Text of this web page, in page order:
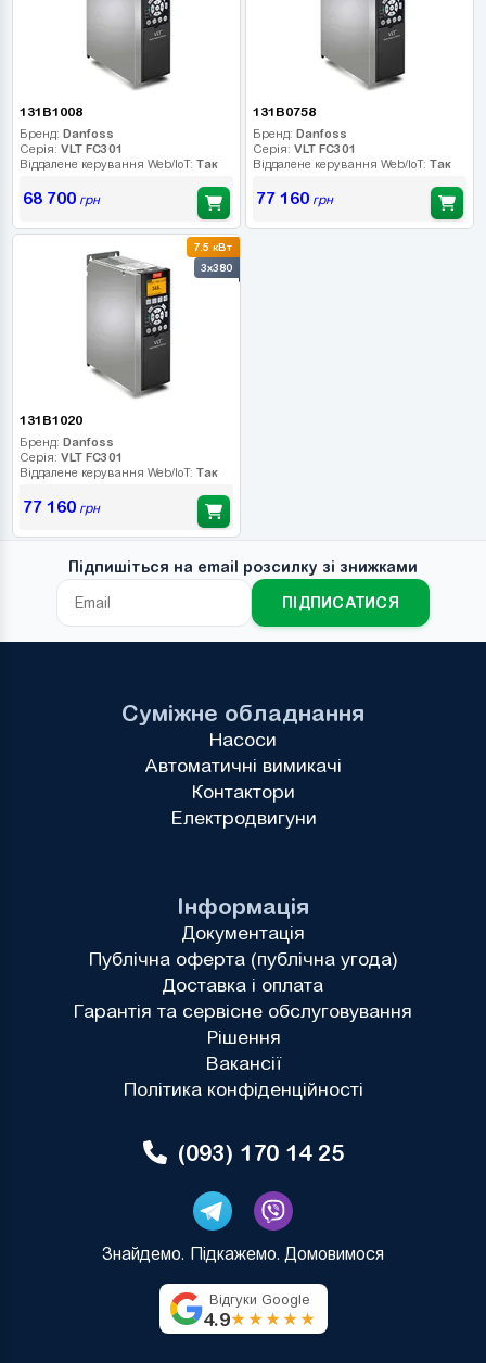
131B1008
Бренд: Danfoss
Серія: VLT FC301
Віддалене керування Web/IoT: Так
68 700грн
131B0758
Бренд: Danfoss
Серія: VLT FC301
Віддалене керування Web/IoT: Так
77 160грн
7.5 кВт
3x380
131B1020
Бренд: Danfoss
Серія: VLT FC301
Віддалене керування Web/IoT: Так
77 160грн
Підпишіться на email розсилку зі знижками
ПІДПИСАТИСЯ
Інформація
Документація
Публічна оферта (публічна угода)
Доставка і оплата
Гарантія та сервісне обслуговування
Рішення
Вакансії
Політика конфіденційності
Суміжне обладнання
Насоси
Автоматичні вимикачі
Контактори
Електродвигуни
(093) 170 14 25
Знайдемо. Підкажемо. Домовимося
Відгуки Google
4.9★★★★★